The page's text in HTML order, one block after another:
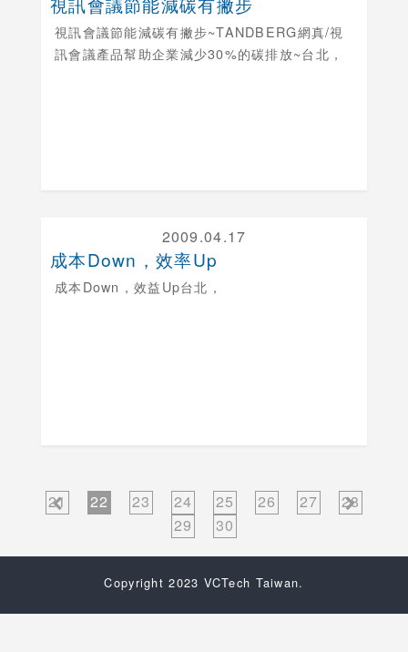
視訊會議節能減碳有撇步~TANDBERG網真/視
訊會議產品幫助企業減少30%的碳排放~台北，
2009.04.17
成本Down，效率Up
成本Down，效益Up台北，
21 22 23 24 25 26 27
28
29
30
Copyright 2023 VCTech Taiwan.